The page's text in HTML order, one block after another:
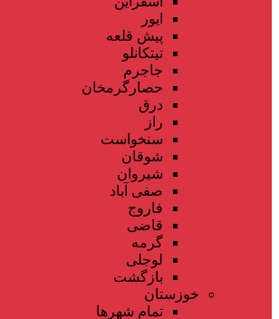
ایور
پیش قلعه
تیتکانلو
جاجرم
حصارگرمخان
درق
راز
سنخواست
شوقان
شیروان
صفی آباد
فاروج
قاضی
گرمه
لوجلی
بازگشت
خوزستان
تمام شهر‌ها